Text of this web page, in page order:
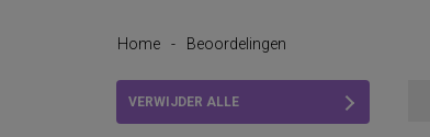
Home - Beoordelingen
VERWIJDER ALLE